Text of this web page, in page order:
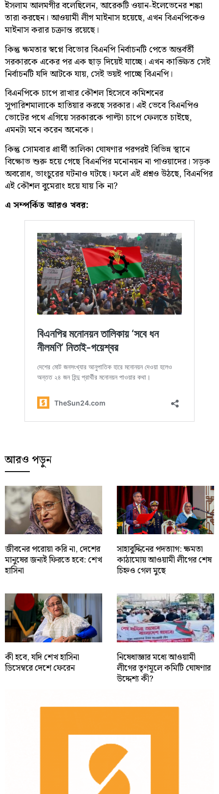
ইসলাম আলমগীর বলেছিলেন, আরেকটি ওয়ান-ইলেভেনের শঙ্কা
তারা করছেন। আওয়ামী লীগ মাইনাস হয়েছে, এখন বিএনপিকেও
মাইনাস করার চক্রান্ত রয়েছে।
কিন্তু ক্ষমতার স্বপ্নে বিভোর বিএনপি নির্বাচনটি পেতে অন্তর্বর্তী
সরকারকে একের পর এক ছাড় দিয়েই যাচ্ছে। এখন কাঙ্ক্ষিত সেই
নির্বাচনটি যদি আটকে যায়, সেই ভয়ই পাচ্ছে বিএনপি।
বিএনপিকে চাপে রাখার কৌশল হিসেবে কমিশনের
সুপারিশমালাকে হাতিয়ার করছে সরকার। এই ভেবে বিএনপিও
ভোটের পথে এগিয়ে সরকারকে পাল্টা চাপে ফেলতে চাইছে,
এমনটা মনে করেন অনেকে।
কিন্তু সোমবার প্রার্থী তালিকা ঘোষণার পরপরই বিভিন্ন স্থানে
বিক্ষোভ শুরু হয়ে গেছে বিএনপির মনোনয়ন না পাওয়াদের। সড়ক
অবরোধ, ভাংচুরের ঘটনাও ঘটছে। ফলে এই প্রশ্নও উঠছে, বিএনপির
এই কৌশল বুমেরাং হয়ে যায় কি না?
এ সম্পর্কিত আরও খবর:
আরও পড়ুন
জীবনের পরোয়া করি না, দেশের
মানুষের জন্যই ফিরতে হবে: শেখ
হাসিনা
সাহাবু্দ্দিনের পদত্যাগ: ক্ষমতা
কাঠামোয় আওয়ামী লীগের শেষ
চিহ্নও গেল মুছে
কী হবে, যদি শেখ হাসিনা
ডিসেম্বরে দেশে ফেরেন
নিষেধাজ্ঞার মধ্যে আওয়ামী
লীগের তৃণমূলে কমিটি ঘোষণার
উদ্দেশ্য কী?